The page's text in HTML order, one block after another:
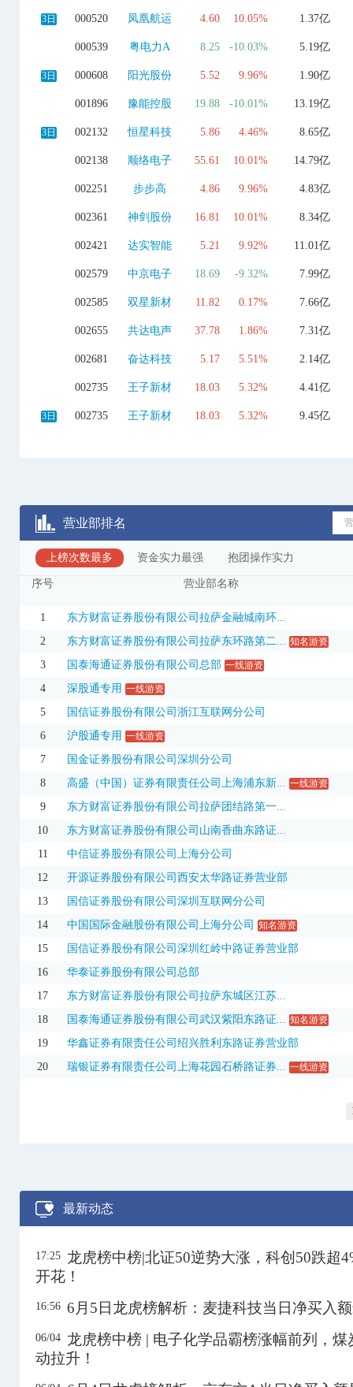
3日 000520 凤凰航运 4.60 10.05% 1.37亿
000539 粤电力A 8.25 -10.03% 5.19亿
3日 000608 阳光股份 5.52 9.96% 1.90亿
001896 豫能控股 19.88 -10.01% 13.19亿
3日 002132 恒星科技 5.86 4.46% 8.65亿
002138 顺络电子 55.61 10.01% 14.79亿
002251 步步高 4.86 9.96% 4.83亿
002361 神剑股份 16.81 10.01% 8.34亿
002421 达实智能 5.21 9.92% 11.01亿
002579 中京电子 18.69 -9.32% 7.99亿
002585 双星新材 11.82 0.17% 7.66亿
002655 共达电声 37.78 1.86% 7.31亿
002681 奋达科技 5.17 5.51% 2.14亿
002735 王子新材 18.03 5.32% 4.41亿
3日 002735 王子新材 18.03 5.32% 9.45亿
002969
003033 征和工业 60.57 -10.00% 8728.80万
3日 82.35 10.01%
3日 113701 祥和转债 196.88 12.51%
300162 雷曼光电 10.52 19.95% 2.58亿
3日 300319 麦捷科技 22.28 14.43%
300334 津膜科技
300353 东土科技 21.94
3日 300561 汇金科技 14.68 -10.98% 3.18亿
300626 华瑞股份 40.30 20.01%
301193 家联科技 24.25 19.99%
301303 真兰仪表 16.88 13.75%
301329 信音电子 29.61 -9.42%
301418 协昌科技 47.45 8.16%
301563 云汉芯城 218.01 -2.78% 4.03亿
600063 皖维高新 8.22 10.04%
600255 鑫科材料 4.49 -7.04% 5.29亿
3日 600382
600421 退市华嵘 0.36 9.09% 523.44万
600599
600636 退市国化 1.91 0.53% 1603.23万
营业部排名
上榜次数最多 资金实力最强 抱团操作实力
序号 营业部名称
1
东方财富证券股份有限公司拉萨金融城南环...
2
东方财富证券股份有限公司拉萨东环路第二... 知名游资
3 国泰海通证券股份有限公司总部 一线游资
4 深股通专用 一线游资
5
国信证券股份有限公司浙江互联网分公司
6
沪股通专用 一线游资
7
国金证券股份有限公司深圳分公司
8
高盛（中国）证券有限责任公司上海浦东新... 一线游资
9
东方财富证券股份有限公司拉萨团结路第一...
10
东方财富证券股份有限公司山南香曲东路证...
11
中信证券股份有限公司上海分公司
12
开源证券股份有限公司西安太华路证券营业部
13
国信证券股份有限公司深圳互联网分公司
14
中国国际金融股份有限公司上海分公司 知名游资
15
国信证券股份有限公司深圳红岭中路证券营业部
16
华泰证券股份有限公司总部
17
东方财富证券股份有限公司拉萨东城区江苏...
18
国泰海通证券股份有限公司武汉紫阳东路证... 知名游资
19
华鑫证券有限责任公司绍兴胜利东路证券营业部
20
瑞银证券有限责任公司上海花园石桥路证券... 一线游资
最新动态
17:25 龙虎榜中榜|北证50逆势大涨，科创50跌超
开花！
16:56 6月5日龙虎榜解析：麦捷科技当日净买入
06/04 龙虎榜中榜 | 电子化学品霸榜涨幅前列，
动拉升！